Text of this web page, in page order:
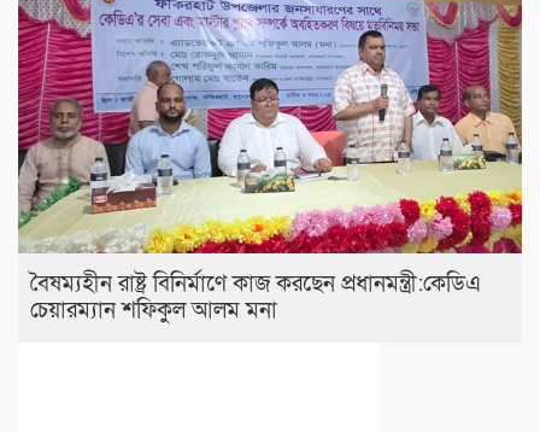
বৈষম্যহীন রাষ্ট্র বিনির্মাণে কাজ করছেন প্রধানমন্ত্রী:কেডিএ
চেয়ারম্যান শফিকুল আলম মনা